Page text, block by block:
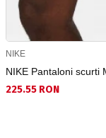
NIKE
NIKE Pantaloni scurti
225.55 RON